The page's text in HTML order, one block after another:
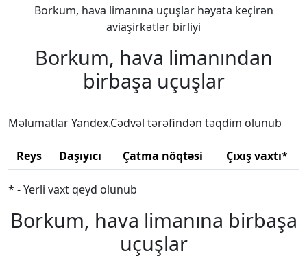
Borkum, hava limanına uçuşlar həyata keçirən
aviaşirkətlər birliyi
Borkum, hava limanından
birbaşa uçuşlar
Məlumatlar Yandex.Cədvəl tərəfindən təqdim olunub
Reys Daşıyıcı Çatma nöqtəsi Çıxış vaxtı*
* - Yerli vaxt qeyd olunub
Borkum, hava limanına birbaşa
uçuşlar